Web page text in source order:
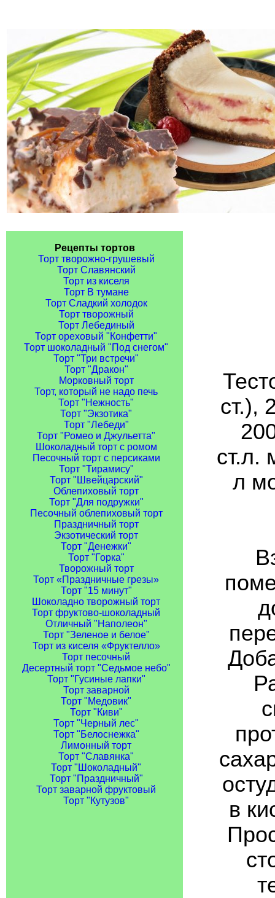
Рецепты тортов
Торт творожно-грушевый
Торт Славянский
Торт из киселя
Торт В тумане
Торт Сладкий холодок
Торт творожный
Торт Лебединый
Торт ореховый "Конфетти"
Торт шоколадный "Под снегом"
Торт "Три встречи"
Торт "Дракон"
Морковный торт
Торт, который не надо печь
Торт "Нежность"
Торт "Экзотика"
Торт "Лебеди"
Торт "Ромео и Джульетта"
Шоколадный торт с ромом
Песочный торт с персиками
Торт "Тирамису"
Торт "Швейцарский"
Облепиховый торт
Торт "Для подружки"
Песочный облепиховый торт
Праздничный торт
Экзотический торт
Торт "Денежки"
Торт "Горка"
Творожный торт
Торт «Праздничные грезы»
Торт "15 минут"
Шоколадно творожный торт
Торт фруктово-шоколадный
Отличный "Наполеон"
Торт "Зеленое и белое"
Торт из киселя «Фруктелло»
Торт песочный
Десертный торт "Седьмое небо"
Торт "Гусиные лапки"
Торт заварной
Торт "Медовик"
Торт "Киви"
Торт "Черный лес"
Торт "Белоснежка"
Лимонный торт
Торт "Славянка"
Торт "Шоколадный"
Торт "Праздничный"
Торт заварной фруктовый
Торт "Кутузов"
ст.),
ст.л.
л
в